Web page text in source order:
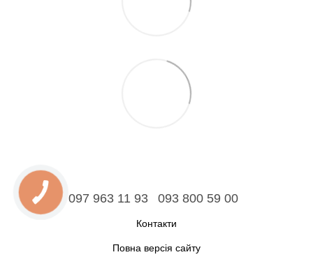
097 963 11 93 093 800 59 00
Контакти
Повна версія сайту